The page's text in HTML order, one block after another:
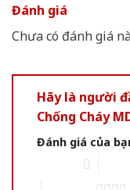
Đánh giá
Chưa có đánh giá
Hãy là người
Chống Cháy
Đánh giá của